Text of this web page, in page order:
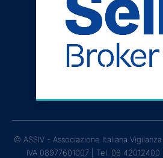
© ASSIV - Associazione Italiana
IVA 08977601007 | Tel. 06 42012400